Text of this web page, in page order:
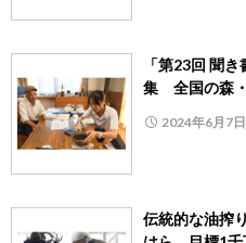
「第23回 聞
集 全国の森・
2024年6月7日
伝統的な油搾